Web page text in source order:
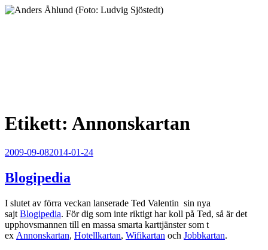
Hoppa
Etikett: Annonskartan
Publicerat
2009-09-082014-01-24
Blogipedia
I slutet av förra veckan lanserade Ted Valentin sin nya
sajt Blogipedia. För dig som inte riktigt har koll på Ted, så är det
upphovsmannen till en massa smarta karttjänster som t
ex Annonskartan, Hotellkartan, Wifikartan och Jobbkartan.